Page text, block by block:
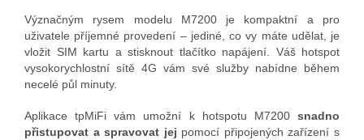
Význačným rysem modelu M7200 je kompaktní a pro
uživatele příjemné provedení – jediné, co vy máte udělat, je
vložit SIM kartu a stisknout tlačítko napájení. Váš hotspot
vysokorychlostní sítě 4G vám své služby nabídne během
necelé půl minuty.
Aplikace tpMiFi vám umožní k hotspotu M7200 snadno
přistupovat a spravovat jej pomocí připojených zařízení s